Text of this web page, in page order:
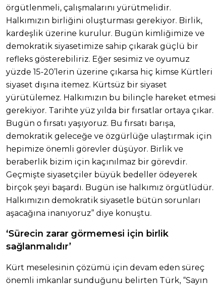
örgütlenmeli, çalışmalarını yürütmelidir.
Halkımızın birliğini oluşturması gerekiyor. Birlik,
kardeşlik üzerine kurulur. Bugün kimliğimize ve
demokratik siyasetimize sahip çıkarak güçlü bir
refleks gösterebiliriz. Eğer sesimiz ve oyumuz
yüzde 15-20’lerin üzerine çıkarsa hiç kimse Kürtleri
siyaset dışına itemez. Kürtsüz bir siyaset
yürütülemez. Halkımızın bu bilinçle hareket etmesi
gerekiyor. Tarihte yüz yılda bir fırsatlar ortaya çıkar.
Bugün o fırsatı yaşıyoruz. Bu fırsatı barışa,
demokratik geleceğe ve özgürlüğe ulaştırmak için
hepimize önemli görevler düşüyor. Birlik ve
beraberlik bizim için kaçınılmaz bir görevdir.
Geçmişte siyasetçiler büyük bedeller ödeyerek
birçok şeyi başardı. Bugün ise halkımız örgütlüdür.
Halkımızın demokratik siyasetle bütün sorunları
aşacağına inanıyoruz” diye konuştu.
‘Sürecin zarar görmemesi için birlik
sağlanmalıdır’
Kürt meselesinin çözümü için devam eden süreç
önemli imkanlar sunduğunu belirten Türk, “Sayın